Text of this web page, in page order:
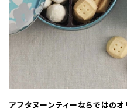
アフタヌーンティーならではの